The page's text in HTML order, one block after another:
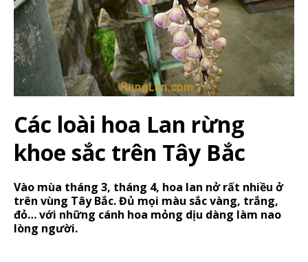
Các loài hoa Lan rừng
khoe sắc trên Tây Bắc
Vào mùa tháng 3, tháng 4, hoa lan nở rất nhiều ở
trên vùng Tây Bắc. Đủ mọi màu sắc vàng, trắng,
đỏ… với những cánh hoa mỏng dịu dàng làm nao
lòng người.